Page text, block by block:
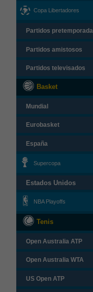
Copa Libertadores
Partidos pretemporada
Partidos amistosos
Partidos televisados
Basket
Mundial
Eurobasket
España
Supercopa
Estados Unidos
NBA Playoffs
Tenis
Open Australia ATP
Open Australia WTA
US Open ATP